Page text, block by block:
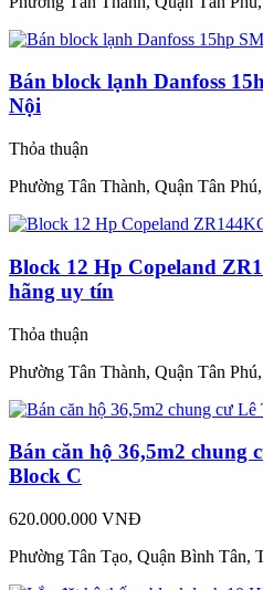
Bán block lạnh Danfoss
Nội
Thỏa thuận
Phường Tân Thành, Quận Tân
Block 12 Hp Copeland
hãng uy tín
Thỏa thuận
Phường Tân Thành, Quận Tân
Bán căn hộ 36,5m2 chung
Block C
620.000.000 VNĐ
Phường Tân Tạo, Quận Bình Tân,